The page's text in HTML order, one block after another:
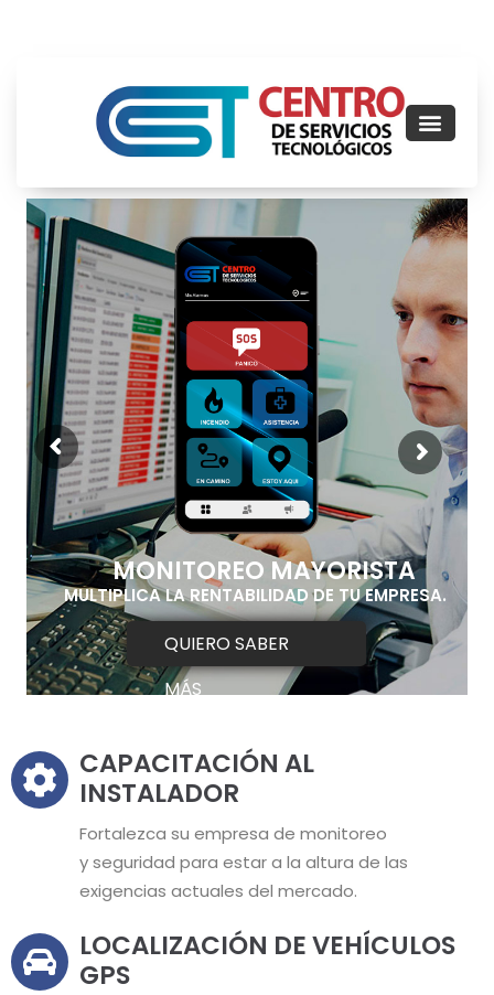
QUIERO SABER
MÁS
MONITOREO MAYORISTA
MULTIPLICA LA RENTABILIDAD DE TU EMPRESA.
CAPACITACIÓN AL
INSTALADOR
Fortalezca su empresa de monitoreo
y seguridad para estar a la altura de las
exigencias actuales del mercado.
LOCALIZACIÓN DE VEHÍCULOS
GPS